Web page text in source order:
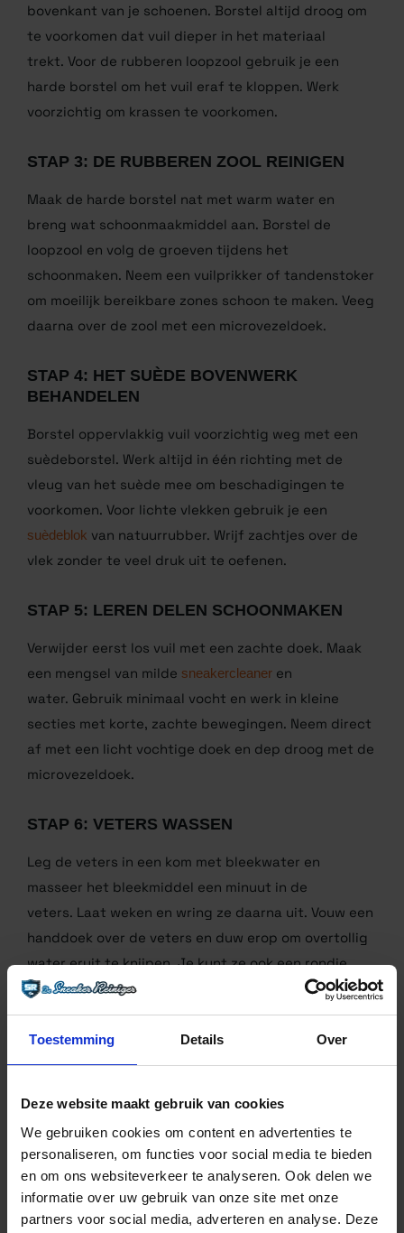
Toestemming Details Over
Deze website maakt gebruik van cookies
We gebruiken cookies om content en advertenties te
personaliseren, om functies voor social media te bieden
en om ons websiteverkeer te analyseren. Ook delen we
informatie over uw gebruik van onze site met onze
partners voor social media, adverteren en analyse. Deze
STAP 2: GROF VUIL VERWIJDEREN
Klop met een zachte borstel al het losse vuil van de
bovenkant van je schoenen. Borstel altijd droog om
te voorkomen dat vuil dieper in het materiaal
harde borstel om het vuil eraf te kloppen. Werk
STAP 3: DE RUBBEREN ZOOL REINIGEN
Maak de harde borstel nat met warm water en
breng wat schoonmaakmiddel aan. Borstel de
loopzool en volg de groeven tijdens het
om moeilijk bereikbare zones schoon te maken. Veeg
daarna over de zool met een microvezeldoek.
STAP 4: HET SUÈDE BOVENWERK
BEHANDELEN
Borstel oppervlakkig vuil voorzichtig weg met een
suèdeborstel. Werk altijd in één richting met de
vleug van het suède mee om beschadigingen te
suèdeblok van natuurrubber. Wrijf zachtjes over de
STAP 5: LEREN DELEN SCHOONMAKEN
Verwijder eerst los vuil met een zachte doek. Maak
een mengsel van mildesneakercleaneren
water. Gebruik minimaal vocht en werk in kleine
af met een licht vochtige doek en dep droog met de
STAP 6: VETERS WASSEN
Leg de veters in een kom met bleekwater en
masseer het bleekmiddel een minuut in de
veters. Laat weken en wring ze daarna uit. Vouw een
handdoek over de veters en duw erop om overtollig
water eruit te knijpen. Je kunt ze ook een rondje
laten draaien op 60 graden in de wasmachine.